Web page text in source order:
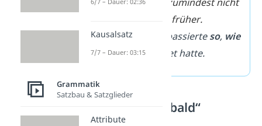
früher.
Komma
Es passierteso, wie
ich befürchtet hatte.
Ersatz für „sobald“
Kausalsatz
7/7 – Dauer: 03:15
Grammatik
Satzbau & Satzglieder
Attribute